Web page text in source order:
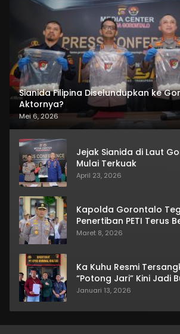
Sianida Filipina Diselundupkan ke
Aktornya?
Mei 6, 2026
Jejak Sianida di Laut
Mulai Terkuak
April 23, 2026
Kapolda Gorontalo
Penertiban PETI Terus
Maret 8, 2026
Ka Kuhu Resmi
“Potong Jari” Kini Jadi
Januari 13, 2026